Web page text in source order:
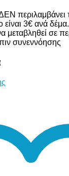
περιλαμβάνει
είναι 3€ ανά
μεταβληθεί σε
συνεννόησης